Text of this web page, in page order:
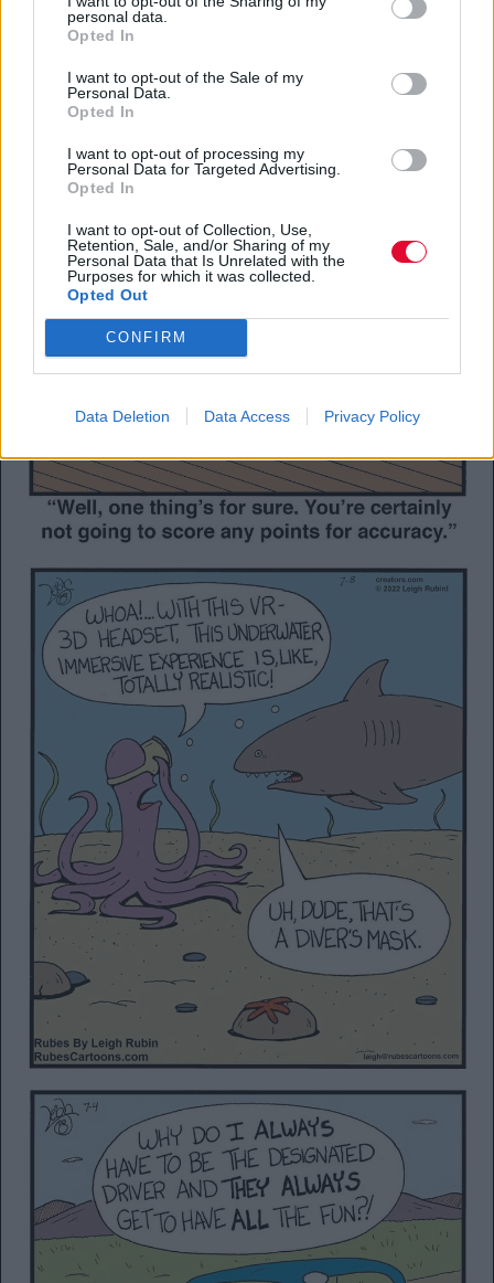
personal data.
Opted In
I want to opt-out of the Sale of my
Personal Data.
Opted In
I want to opt-out of processing my
Personal Data for Targeted Advertising.
Opted In
I want to opt-out of Collection, Use,
Retention, Sale, and/or Sharing of my
Personal Data that Is Unrelated with the
Purposes for which it was collected.
Opted Out
CONFIRM
Data Deletion Data Access Privacy Policy